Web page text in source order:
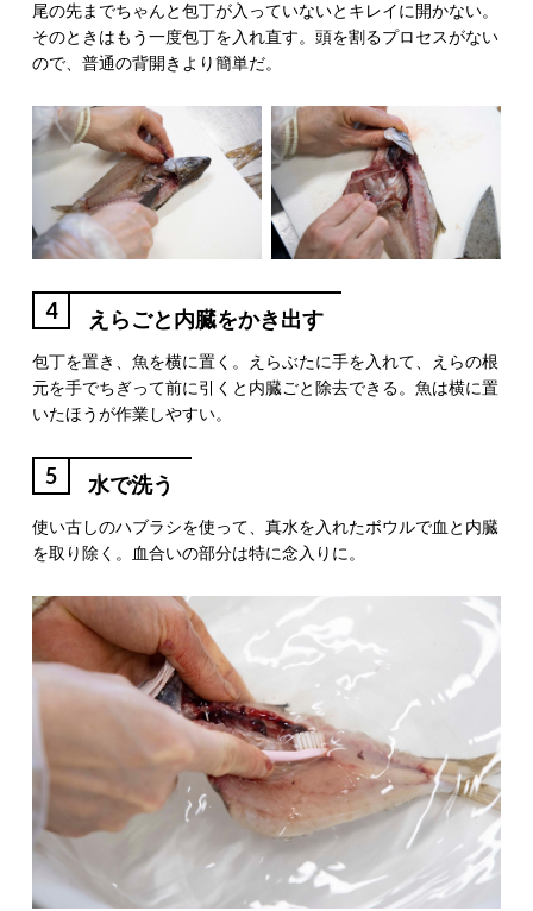
尾の先までちゃんと包丁が入っていないとキレイに開かない。
そのときはもう一度包丁を入れ直す。頭を割るプロセスがない
ので、普通の背開きより簡単だ。
4 えらごと内臓をかき出す
包丁を置き、魚を横に置く。えらぶたに手を入れて、えらの根
元を手でちぎって前に引くと内臓ごと除去できる。魚は横に置
いたほうが作業しやすい。
5 水で洗う
使い古しのハブラシを使って、真水を入れたボウルで血と内臓
を取り除く。血合いの部分は特に念入りに。